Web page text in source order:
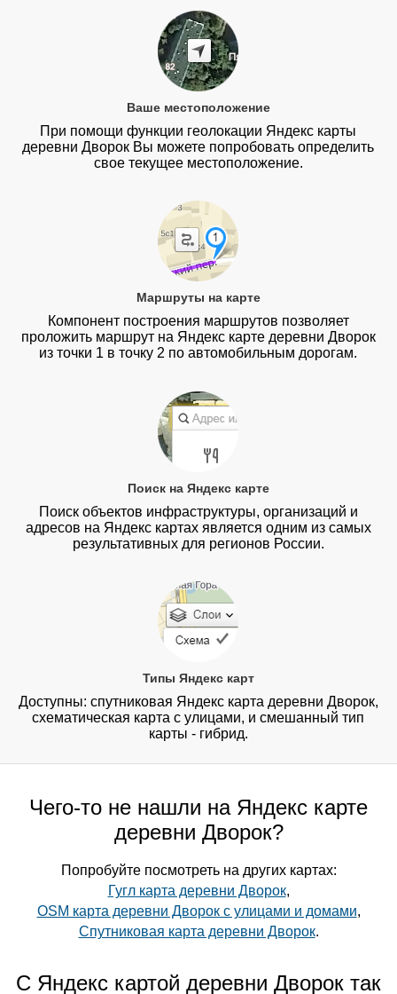
Ваше местоположение
При помощи функции геолокации Яндекс карты
деревни Дворок Вы можете попробовать определить
свое текущее местоположение.
Маршруты на карте
Компонент построения маршрутов позволяет
проложить маршрут на Яндекс карте деревни Дворок
из точки 1 в точку 2 по автомобильным дорогам.
Поиск на Яндекс карте
Поиск объектов инфраструктуры, организаций и
адресов на Яндекс картах является одним из самых
результативных для регионов России.
Типы Яндекс карт
Доступны: спутниковая Яндекс карта деревни Дворок,
схематическая карта с улицами, и смешанный тип
карты - гибрид.
Чего-то не нашли на Яндекс карте
деревни Дворок?
Попробуйте посмотреть на других картах:
Гугл карта деревни Дворок,
OSM карта деревни Дворок с улицами и домами,
Спутниковая карта деревни Дворок.
С Яндекс картой деревни Дворок так